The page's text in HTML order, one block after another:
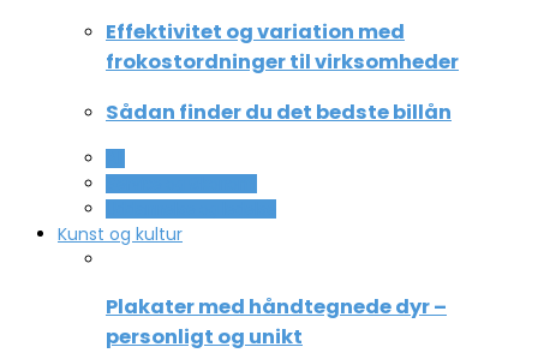
Effektivitet og variation med
frokostordninger til virksomheder
Sådan finder du det bedste billån
Kunst og kultur
Plakater med håndtegnede dyr –
personligt og unikt